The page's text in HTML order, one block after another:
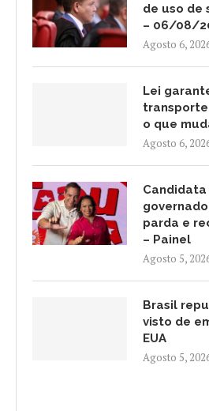
de uso de
– 06/08/
Agosto 6,
Lei
o que
Agosto 6,
parda e
– Painel
Agosto 5,
Brasil
visto de
EUA
Agosto 5,